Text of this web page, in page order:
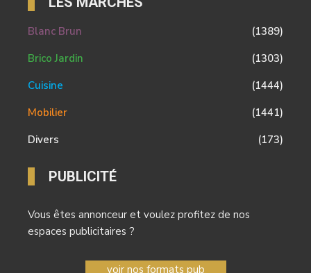
Blanc Brun
(1389)
Brico Jardin
(1303)
Cuisine
(1444)
Mobilier
(1441)
Divers
(173)
PUBLICITÉ
Vous êtes annonceur et voulez profitez de nos
espaces publicitaires ?
voir nos formats pub